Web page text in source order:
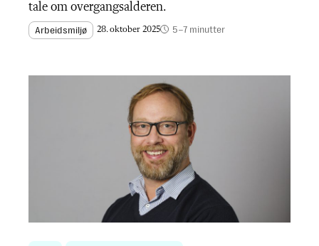
tale om overgangsalderen.
Arbeidsmiljø 28. oktober 2025 5–7 minutter